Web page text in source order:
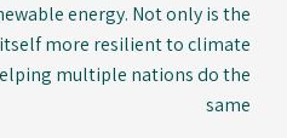
energy. Not only is the
more resilient to climate
multiple nations do the
same